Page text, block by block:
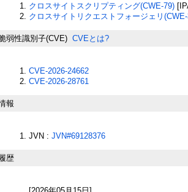
クロスサイトスクリプティング(CWE-79)
クロスサイトリクエストフォージェリ
弱性識別子(CVE) CVEとは?
CVE-2026-24662
CVE-2026-28761
報
JVN : JVN#69128376
歴